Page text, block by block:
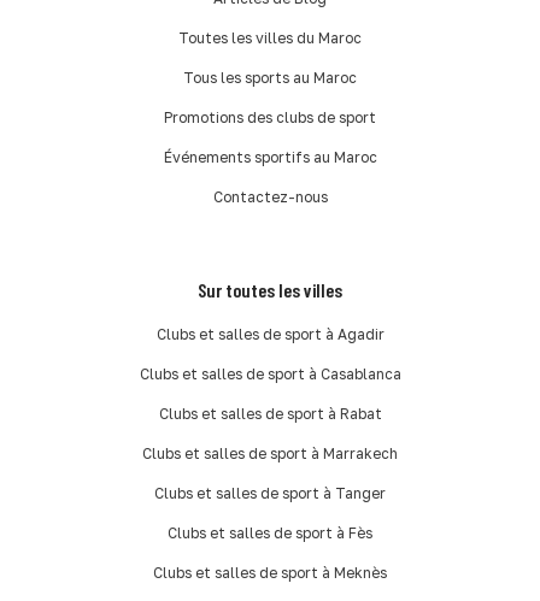
Toutes les villes du Maroc
Tous les sports au Maroc
Promotions des clubs de sport
Événements sportifs au Maroc
Contactez-nous
Sur toutes les villes
Clubs et salles de sport à Agadir
Clubs et salles de sport à Casablanca
Clubs et salles de sport à Rabat
Clubs et salles de sport à Marrakech
Clubs et salles de sport à Tanger
Clubs et salles de sport à Fès
Clubs et salles de sport à Meknès